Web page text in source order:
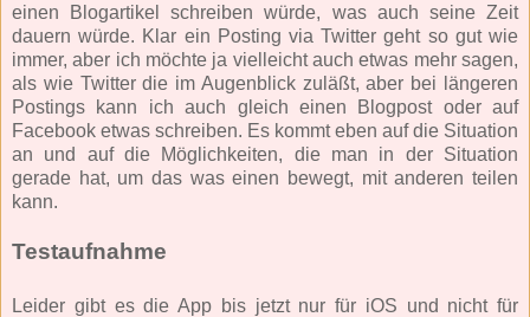
einen Blogartikel schreiben würde, was auch seine Zeit
dauern würde. Klar ein Posting via Twitter geht so gut wie
immer, aber ich möchte ja vielleicht auch etwas mehr sagen,
als wie Twitter die im Augenblick zuläßt, aber bei längeren
Postings kann ich auch gleich einen Blogpost oder auf
Facebook etwas schreiben. Es kommt eben auf die Situation
an und auf die Möglichkeiten, die man in der Situation
gerade hat, um das was einen bewegt, mit anderen teilen
kann.
Testaufnahme
Leider gibt es die App bis jetzt nur für iOS und nicht für